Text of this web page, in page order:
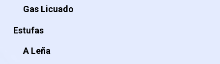
Gas Licuado
Estufas
A Leña